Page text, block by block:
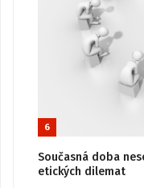
6
Současná doba
etických dilemat